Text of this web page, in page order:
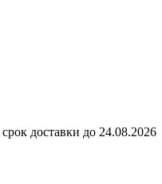
доставки до 24.08.2026